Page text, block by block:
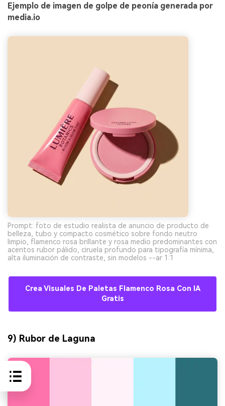
Ejemplo de imagen de golpe de peonía generada por
media.io
Prompt: foto de estudio realista de anuncio de producto de
belleza, tubo y compacto cosmético sobre fondo neutro
limpio, flamenco rosa brillante y rosa medio predominantes con
acentos rubor pálido, ciruela profundo para tipografía mínima,
alta iluminación de contraste, sin modelos --ar 1:1
Crea Visuales De Paletas Flamenco Rosa Con IA
Gratis
9) Rubor de Laguna